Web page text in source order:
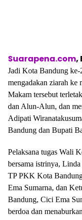
Suarapena.com,
Jadi Kota Bandung
mengadakan ziarah ke
Makam tersebut
dan Alun-Alun, dan
Adipati
Bandung dan Bupati
Pelaksana tugas Wali
bersama istrinya,
TP PKK Kota
Ema Sumarna, dan
Bandung, Cici Ema
berdoa dan